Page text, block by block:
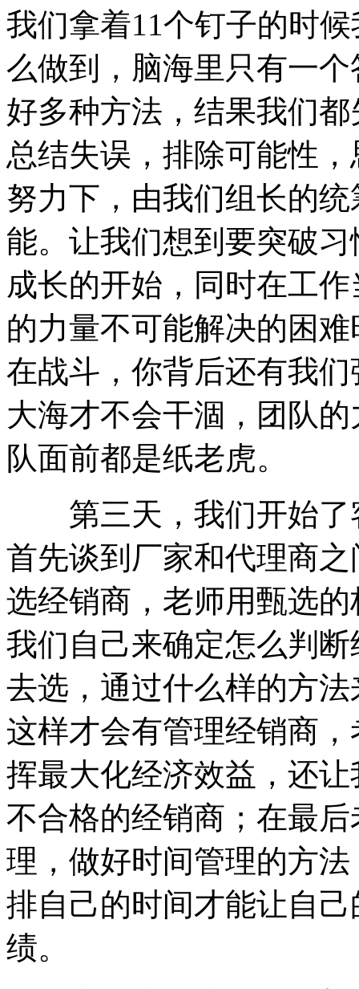
我们拿着11个钉子的时
么做到，脑海里只有一
好多种方法，结果我们
总结失误，排除可能性
努力下，由我们组长的
能。让我们想到要突破
成长的开始，同时在工
的力量不可能解决的困
在战斗，你背后还有我
大海才不会干涸，团队
队面前都是纸老虎。
第三天，我们开始了
首先谈到厂家和代理商
选经销商，老师用甄选
我们自己来确定怎么判
去选，通过什么样的方
这样才会有管理经销商
挥最大化经济效益，还
不合格的经销商；在最
理，做好时间管理的方
排自己的时间才能让自
绩。